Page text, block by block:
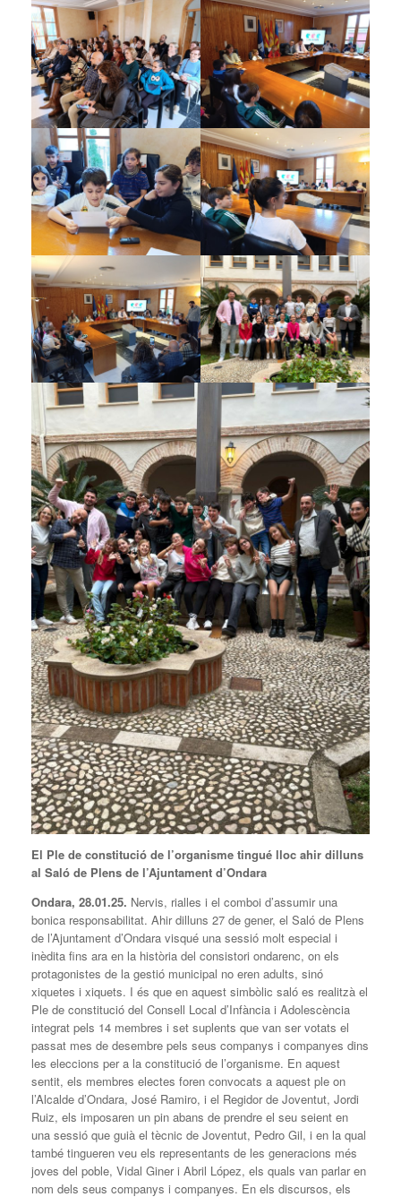
El Ple de constitució de l’organisme tingué lloc ahir dilluns
al Saló de Plens de l’Ajuntament d’Ondara
Ondara, 28.01.25. Nervis, rialles i el comboi d’assumir una
bonica responsabilitat. Ahir dilluns 27 de gener, el Saló de Plens
de l’Ajuntament d’Ondara visqué una sessió molt especial i
inèdita fins ara en la història del consistori ondarenc, on els
protagonistes de la gestió municipal no eren adults, sinó
xiquetes i xiquets. I és que en aquest simbòlic saló es realitzà el
Ple de constitució del Consell Local d’Infància i Adolescència
integrat pels 14 membres i set suplents que van ser votats el
passat mes de desembre pels seus companys i companyes dins
les eleccions per a la constitució de l’organisme. En aquest
sentit, els membres electes foren convocats a aquest ple on
l’Alcalde d’Ondara, José Ramiro, i el Regidor de Joventut, Jordi
Ruiz, els imposaren un pin abans de prendre el seu seient en
una sessió que guià el tècnic de Joventut, Pedro Gil, i en la qual
també tingueren veu els representants de les generacions més
joves del poble, Vidal Giner i Abril López, els quals van parlar en
nom dels seus companys i companyes. En els discursos, els